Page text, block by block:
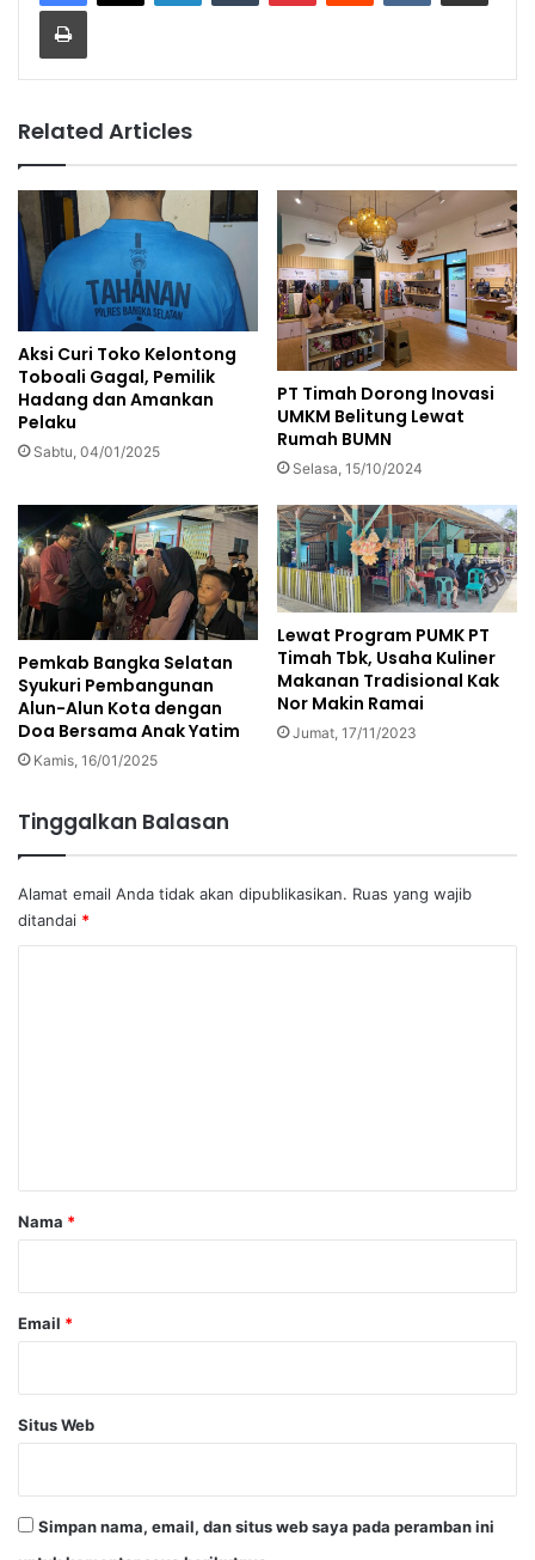
Print
Related Articles
Aksi Curi Toko Kelontong
Toboali Gagal, Pemilik
Hadang dan Amankan
Pelaku
Sabtu, 04/01/2025
PT Timah Dorong Inovasi
UMKM Belitung Lewat
Rumah BUMN
Selasa, 15/10/2024
Pemkab Bangka Selatan
Syukuri Pembangunan
Alun-Alun Kota dengan
Doa Bersama Anak Yatim
Kamis, 16/01/2025
Lewat Program PUMK PT
Timah Tbk, Usaha Kuliner
Makanan Tradisional Kak
Nor Makin Ramai
Jumat, 17/11/2023
Tinggalkan Balasan
Alamat email Anda tidak akan dipublikasikan. Ruas yang wajib
ditandai *
r
Nama *
Email *
Situs Web
Simpan nama, email, dan situs web saya pada peramban ini